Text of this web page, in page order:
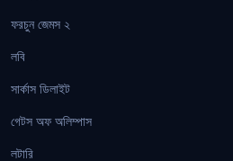
ফরচুন জেমস ২
লবি
সার্কাস ডিলাইট
গেটস অফ অলিম্পাস
লটারি